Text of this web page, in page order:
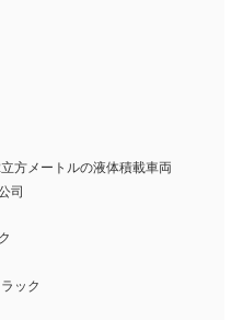
方メートルの液体積載車両
司
ック